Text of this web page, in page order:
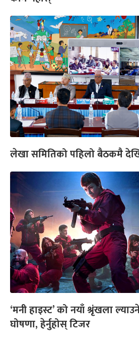
लेखा समितिको पहिलो बैठकमै
‘मनी हाइस्ट’ को नयाँ श्रृंखला
घोषणा, हेर्नुहोस् टिजर